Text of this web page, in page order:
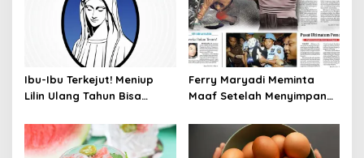
Ibu-Ibu Terkejut! Meniup
Lilin Ulang Tahun Bisa
Ferry Maryadi Meminta
Maaf Setelah Menyimpan